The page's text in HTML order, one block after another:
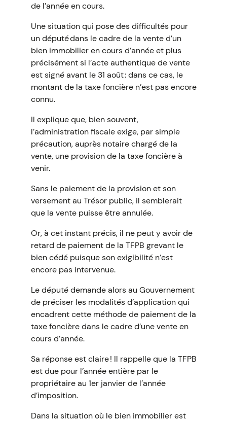
de l’année en cours.
Une situation qui pose des difficultés pour
un député dans le cadre de la vente d’un
bien immobilier en cours d’année et plus
précisément si l’acte authentique de vente
est signé avant le 31 août : dans ce cas, le
montant de la taxe foncière n’est pas encore
connu.
Il explique que, bien souvent,
l’administration fiscale exige, par simple
précaution, auprès notaire chargé de la
vente, une provision de la taxe foncière à
venir.
Sans le paiement de la provision et son
versement au Trésor public, il semblerait
que la vente puisse être annulée.
Or, à cet instant précis, il ne peut y avoir de
retard de paiement de la TFPB grevant le
bien cédé puisque son exigibilité n’est
encore pas intervenue.
Le député demande alors au Gouvernement
de préciser les modalités d’application qui
encadrent cette méthode de paiement de la
taxe foncière dans le cadre d’une vente en
cours d’année.
Sa réponse est claire ! Il rappelle que la TFPB
est due pour l’année entière par le
propriétaire au 1er janvier de l’année
d’imposition.
Dans la situation où le bien immobilier est